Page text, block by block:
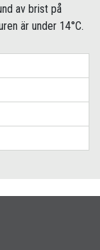
av brist på
är under 14°C.